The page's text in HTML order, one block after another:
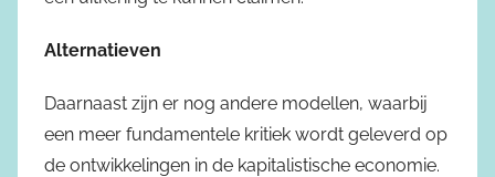
Alternatieven
Daarnaast zijn er nog andere modellen, waarbij
een meer fundamentele kritiek wordt geleverd op
de ontwikkelingen in de kapitalistische economie.